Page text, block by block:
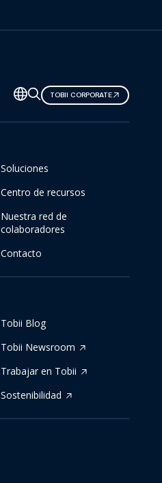
TOBII CORPORATE
Soluciones
Centro de recursos
Nuestra red de
colaboradores
Contacto
Tobii Blog
Tobii Newsroom
Trabajar en Tobii
Sostenibilidad